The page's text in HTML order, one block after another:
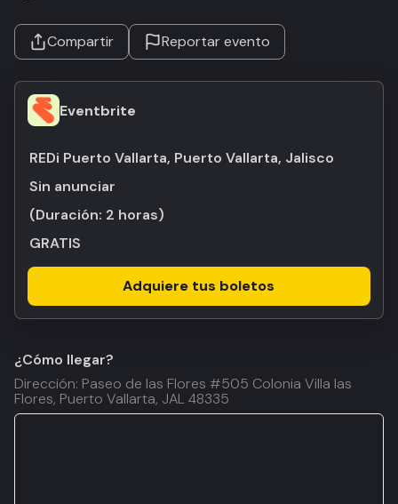
Compartir Reportar evento
Eventbrite
REDi Puerto Vallarta, Puerto Vallarta, Jalisco
Sin anunciar
(Duración: 2 horas)
GRATIS
Adquiere tus boletos
¿Cómo llegar?
Dirección: Paseo de las Flores #505 Colonia Villa las
Flores, Puerto Vallarta, JAL 48335